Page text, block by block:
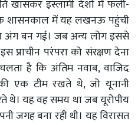
खासकर इस्लामी देशों में फली-
शासनकाल में यह लखनऊ पहुंची
अंग बन गई। जब अन्य लोग इससे
प्राचीन परंपरा को संरक्षण देना
है कि अंतिम नवाब, वाजिद
एक टीम रखते थे, जो यूनानी
थे। यह वह समय था जब यूरोपीय
जगह बना रही थी। यह विरासत